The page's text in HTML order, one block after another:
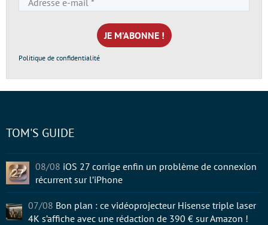
e-
mail
*
Politique de confidentialité
TOM'S GUIDE
08/08 iOS 27 corrige enfin un problème de connexion
récurrent sur l’iPhone
07/08 Bon plan : ce vidéoprojecteur Hisense triple laser
4K s’affiche avec une rédaction de 390 € sur Amazon !